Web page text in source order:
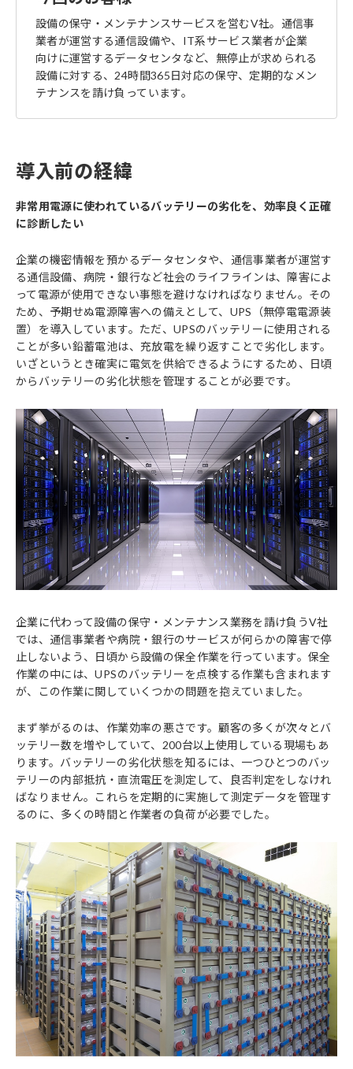
設備の保守・メンテナンスサービスを営むV社。通信事
業者が運営する通信設備や、IT系サービス業者が企業
向けに運営するデータセンタなど、無停止が求められる
設備に対する、24時間365日対応の保守、定期的なメン
テナンスを請け負っています。
導入前の経緯
非常用電源に使われているバッテリーの劣化を、効率良く正確
に診断したい
企業の機密情報を預かるデータセンタや、通信事業者が運営す
る通信設備、病院・銀行など社会のライフラインは、障害によ
って電源が使用できない事態を避けなければなりません。その
ため、予期せぬ電源障害への備えとして、UPS（無停電電源装
置）を導入しています。ただ、UPSのバッテリーに使用される
ことが多い鉛蓄電池は、充放電を繰り返すことで劣化します。
いざというとき確実に電気を供給できるようにするため、日頃
からバッテリーの劣化状態を管理することが必要です。
企業に代わって設備の保守・メンテナンス業務を請け負うV社
では、通信事業者や病院・銀行のサービスが何らかの障害で停
止しないよう、日頃から設備の保全作業を行っています。保全
作業の中には、UPSのバッテリーを点検する作業も含まれます
が、この作業に関していくつかの問題を抱えていました。
まず挙がるのは、作業効率の悪さです。顧客の多くが次々とバ
ッテリー数を増やしていて、200台以上使用している現場もあ
ります。バッテリーの劣化状態を知るには、一つひとつのバッ
テリーの内部抵抗・直流電圧を測定して、良否判定をしなけれ
ばなりません。これらを定期的に実施して測定データを管理す
るのに、多くの時間と作業者の負荷が必要でした。